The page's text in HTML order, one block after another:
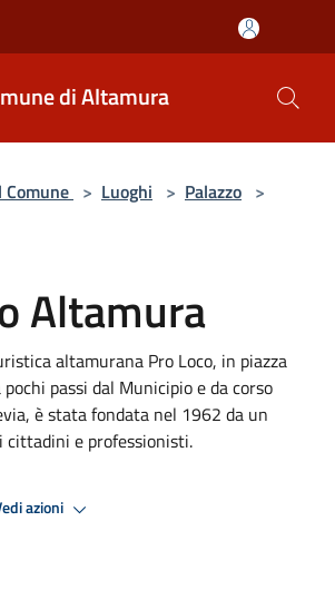
di Altamura
> Luoghi > Palazzo >
Altamura
altamurana Pro Loco, in piazza
passi dal Municipio e da corso
è stata fondata nel 1962 da un
cittadini e professionisti.
azioni